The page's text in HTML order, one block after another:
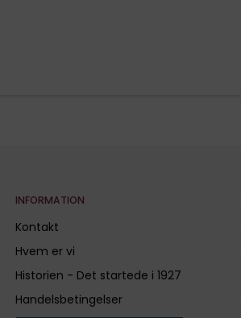
INFORMATION
Kontakt
Hvem er vi
Historien - Det startede i 1927
Handelsbetingelser